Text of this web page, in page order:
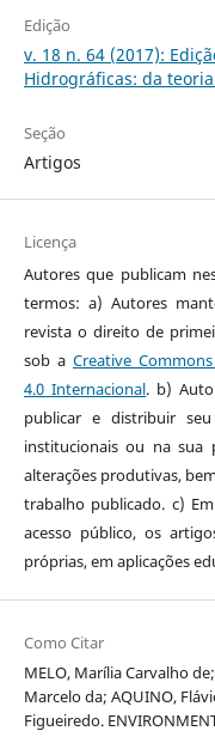
Edição
v. 18 n. 64 (2017):
Hidrográficas: da
Seção
Artigos
Licença
Autores que publicam
termos: a) Autores
revista o direito de
sob a Creative
4.0 Internacional. b)
publicar e distribuir
institucionais ou na sua
alterações produtivas,
trabalho publicado. c)
acesso público, os
próprias, em aplicações
Como Citar
MELO, Marília Carvalho
Marcelo da; AQUINO,
Figueiredo.